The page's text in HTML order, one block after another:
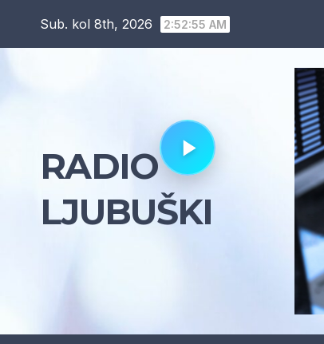
Sub. kol 8th, 2026 2:52:56 AM
RADIO
LJUBUŠKI